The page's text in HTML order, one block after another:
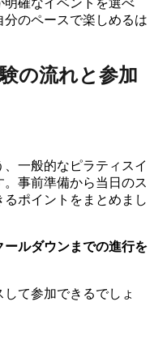
のペースで楽しめるは
の流れと参加
一般的なピラティスイ
事前準備から当日のス
ポイントをまとめまし
ルダウンまでの進行を
て参加できるでしょ